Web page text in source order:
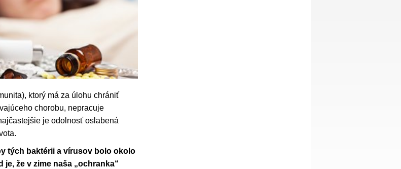
ktorý má za úlohu chrániť
chorobu, nepracuje
je odolnosť oslabená
tých baktérii a vírusov bolo okolo
že v zime naša „ochranka“